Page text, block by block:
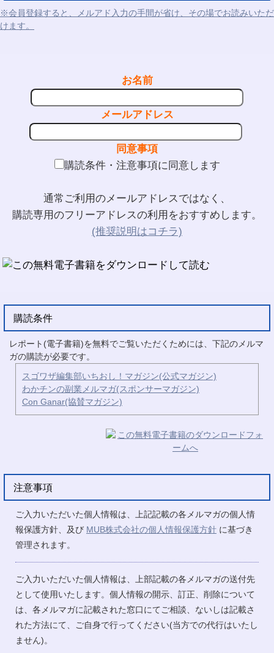
※会員登録すると、メルアド入力の手間が省け、その場でお読みいただ
けます。
お名前
メールアドレス
同意事項
購読条件・注意事項に同意します
通常ご利用のメールアドレスではなく、
購読専用のフリーアドレスの利用をおすすめします。
(推奨説明はコチラ)
購読条件
レポート(電子書籍)を無料でご覧いただくためには、下記のメルマ
ガの購読が必要です。
スゴワザ編集部いちおし！マガジン(公式マガジン)
わかチンの副業メルマガ(スポンサーマガジン)
Con Ganar(協賛マガジン)
注意事項
ご入力いただいた個人情報は、上記記載の各メルマガの個人情
報保護方針、及び MUB株式会社の個人情報保護方針 に基づき
管理されます。
ご入力いただいた個人情報は、上部記載の各メルマガの送付先
として使用いたします。個人情報の開示、訂正、削除について
は、各メルマガに記載された窓口にてご相談、ないしは記載さ
れた方法にて、ご自身で行ってください(当方での代行はいたし
ません)。